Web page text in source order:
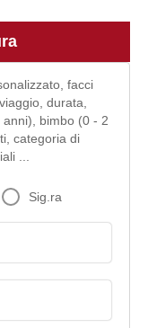
facci
durata,
bimbo (0 - 2
categoria di
...
Sig.ra